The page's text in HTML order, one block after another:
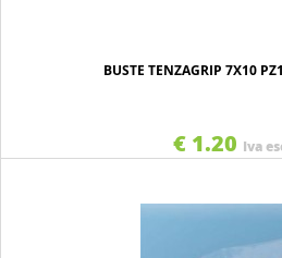
BUSTE TENZAGRIP 7X10
€ 1.20 Iva